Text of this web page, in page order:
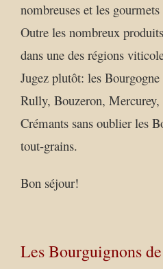
nombreuses et les
Outre les nombreux
dans une des régions
Jugez plutôt: les
Rully, Bouzeron,
Crémants sans oublier les
tout-grains.
Bon séjour!
Les Bourguignons